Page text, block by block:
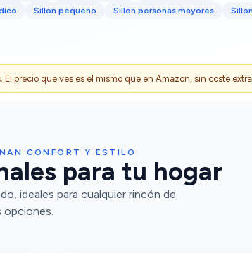
Sillon pequeno Sillon personas mayores
precio que ves es el mismo que en Amazon, sin coste
CONFORT Y ESTILO
para tu hogar
ideales para cualquier rincón de
opciones.